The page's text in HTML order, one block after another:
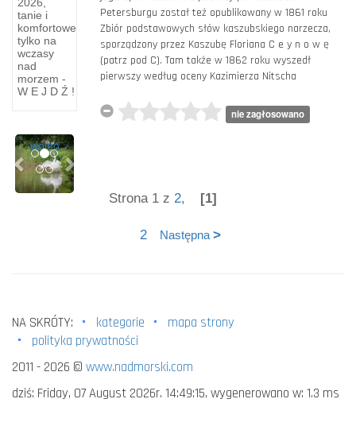
tanie i
komfortowe
tylko na
wczasy
nad
morzem -
W E J D Ź !
bociany
BOCIANY
otaczane
są na
Kaszubach
wielką
wolno
wiele,
charakte­
fragment
PreviousNext
Petersburgu został też opublikowany w 1861 roku
Zbiór podstawowych słów kaszubskiego narzecza,
sporządzony przez Kaszubę Floriana C e y n o w ę
(patrz pod C). Tam także w 1862 roku wyszedł
pierwszy według oceny Kazimierza Nitscha
nie zagłosowano
Strona 1 z 2, [1]
2 Następna >
NA SKRÓTY: kategorie
mapa strony
polityka prywatności
2011 - 2026 © www.nadmorski.com
dziś: Friday, 07 August 2026r. 14:49:15, wygenerowano w: 1.3 ms